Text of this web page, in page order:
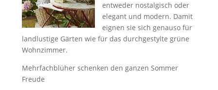
entweder nostalgisch oder
elegant und modern. Damit
eignen sie sich genauso für
landlustige Gärten wie für das durchgestylte grüne
Wohnzimmer.
Mehrfachblüher schenken den ganzen Sommer
Freude